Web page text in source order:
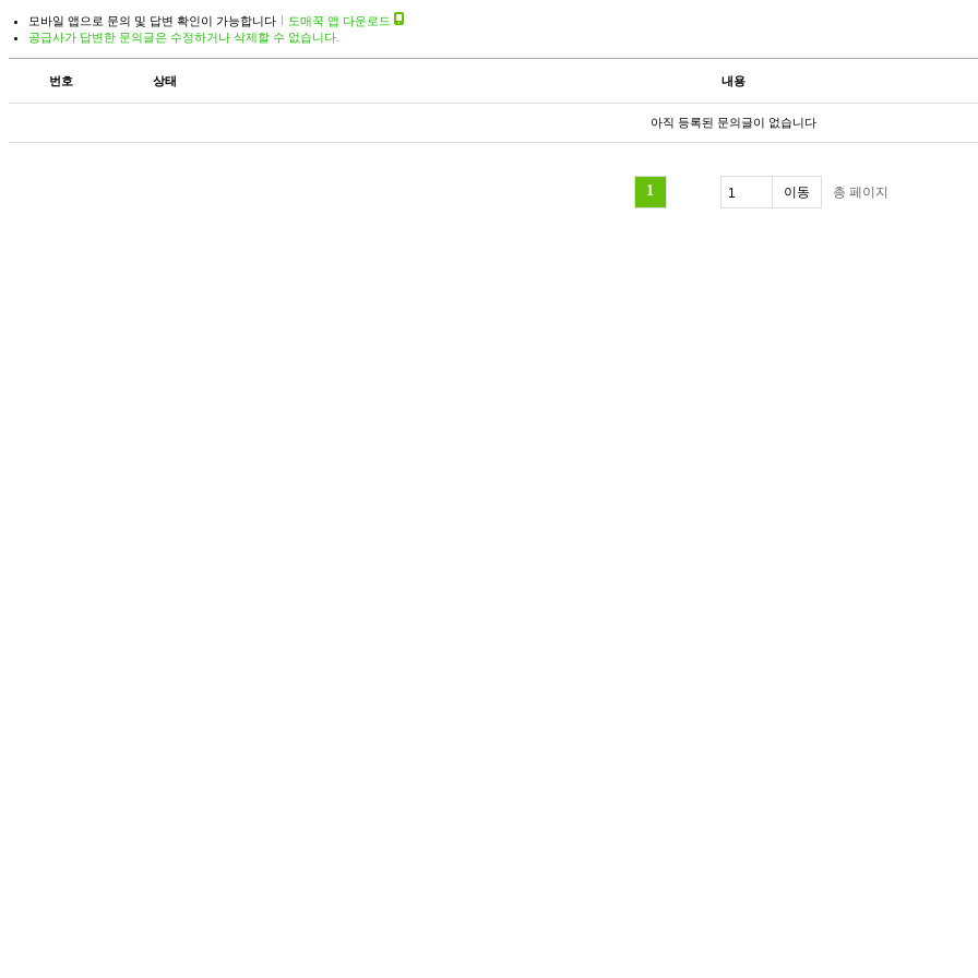
모바일 앱으로 문의 및 답변 확인이 가능합니다
도매꾹 앱 다운로드
공급사가 답변한 문의글은 수정하거나 삭제할 수 없습니다.
번호 상태 내용
아직 등록된 문의글이 없습니다
1 총 페이지